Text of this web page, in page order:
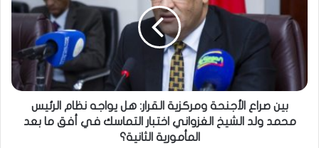
بين صراع الأجنحة ومركزية القرار: هل يواجه نظام الرئيس
محمد ولد الشيخ الغزواني اختبار التماسك في أفق ما بعد
المأمورية الثانية؟